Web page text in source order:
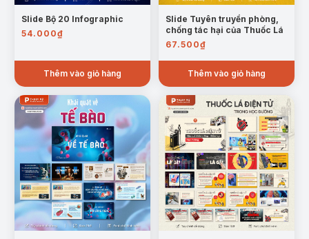
Slide Bộ 20 Infographic
54.000₫
Thêm vào giỏ hàng
Slide Tuyên truyền phòng,
chống tác hại của Thuốc Lá
67.500₫
Thêm vào giỏ hàng